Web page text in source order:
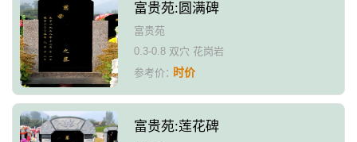
富贵苑:圆满碑
富贵苑
0.3-0.8 双穴 花岗岩
参考价：时价
富贵苑:莲花碑